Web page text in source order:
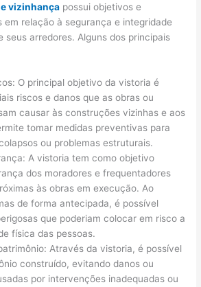
vizinhança possui objetivos e
em relação à segurança e integridade
seus arredores. Alguns dos principais
O principal objetivo da vistoria é
riscos e danos que as obras ou
causar às construções vizinhas e aos
tomar medidas preventivas para
ou problemas estruturais.
A vistoria tem como objetivo
dos moradores e frequentadores
às obras em execução. Ao
de forma antecipada, é possível
que poderiam colocar em risco a
física das pessoas.
Através da vistoria, é possível
construído, evitando danos ou
por intervenções inadequadas ou